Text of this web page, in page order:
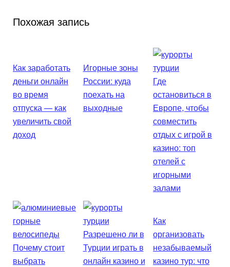
Похожая запись
Как заработать
деньги онлайн
во время
отпуска — как
увеличить свой
доход
Игорные зоны
России: куда
поехать на
выходные
Где
остановиться в
Европе, чтобы
совместить
отдых с игрой в
казино: топ
отелей с
игорными
залами
Почему стоит
выбрать
Разрешено ли в
Турции играть в
онлайн казино и
Как
организовать
незабываемый
казино тур: что